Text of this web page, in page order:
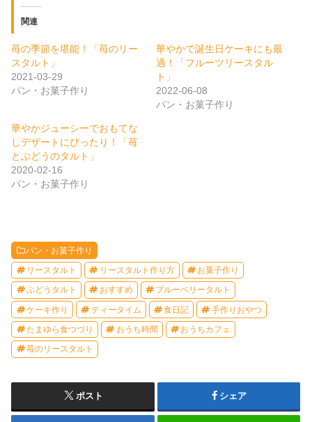
関連
苺の季節を堪能！「苺のリー
スタルト」
2021-03-29
パン・お菓子作り
華やかで誕生日ケーキにも最
適！「フルーツリースタル
ト」
2022-06-08
パン・お菓子作り
華やかジューシーでおもてな
しデザートにぴったり！「苺
とぶどうのタルト」
2020-02-16
パン・お菓子作り
パン・お菓子作り
リースタルト リースタルト作り方 お菓子作り
ぶどうタルト おすすめ ブルーベリータルト
ケーキ作り ティータイム 食日記 手作りおやつ
たまゆら食つづり おうち時間 おうちカフェ
苺のリースタルト
ポスト シェア